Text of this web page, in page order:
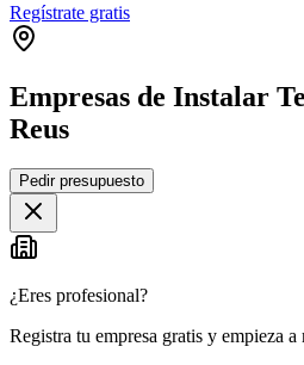
Regístrate gratis
Empresas de Instalar
Reus
+
−
Pedir presupuesto
¿Eres profesional?
Registra tu empresa gratis y empieza